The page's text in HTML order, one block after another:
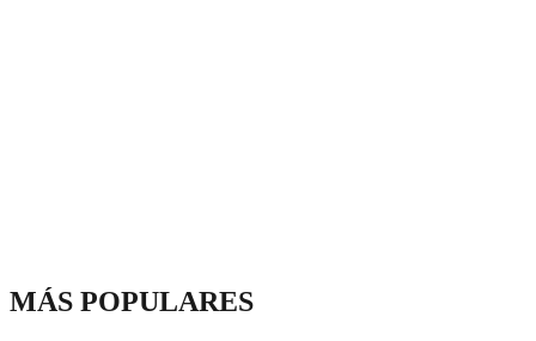
MÁS POPULARES